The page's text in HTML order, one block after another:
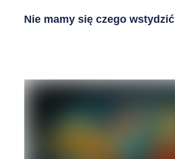
Nie mamy się czego wstydzić